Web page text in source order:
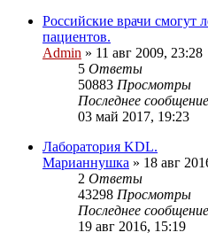
Российские врачи смогут
пациентов.
Admin » 11 авг 2009, 23:28
5 Ответы
50883 Просмотры
Последнее сообщение
03 май 2017, 19:23
Лаборатория KDL.
Марианнушка » 18 авг
2 Ответы
43298 Просмотры
Последнее сообщение
19 авг 2016, 15:19